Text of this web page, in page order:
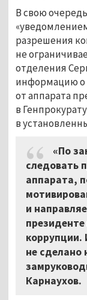
В свою
разрешения
не
отделения
информацию о
от аппарата
в
в
«По
следовать
аппарата,
и
коррупции.
не сделано
Карнаухов.